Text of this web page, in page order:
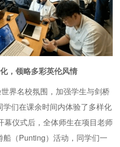
，领略多彩英伦风情
界名校氛围，加强学生与剑桥
们在课余时间内体验了多样化
幕仪式后，全体师生在项目老师
（Punting）活动，同学们一